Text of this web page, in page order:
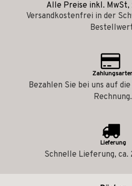
Alle Preise inkl. MwSt,
Versandkostenfrei in der
Bezahlen Sie bei uns auf
Rechnung.
Lieferung
Schnelle Lieferung, ca.